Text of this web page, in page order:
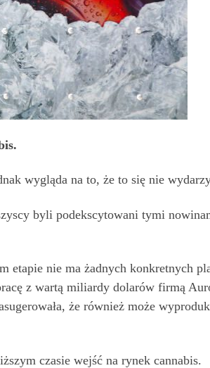
wygląda na to, że to się nie
byli podekscytowani tymi
etapie nie ma żadnych konkretnych
z wartą miliardy dolarów firmą
że również może
czasie wejść na rynek cannabis.